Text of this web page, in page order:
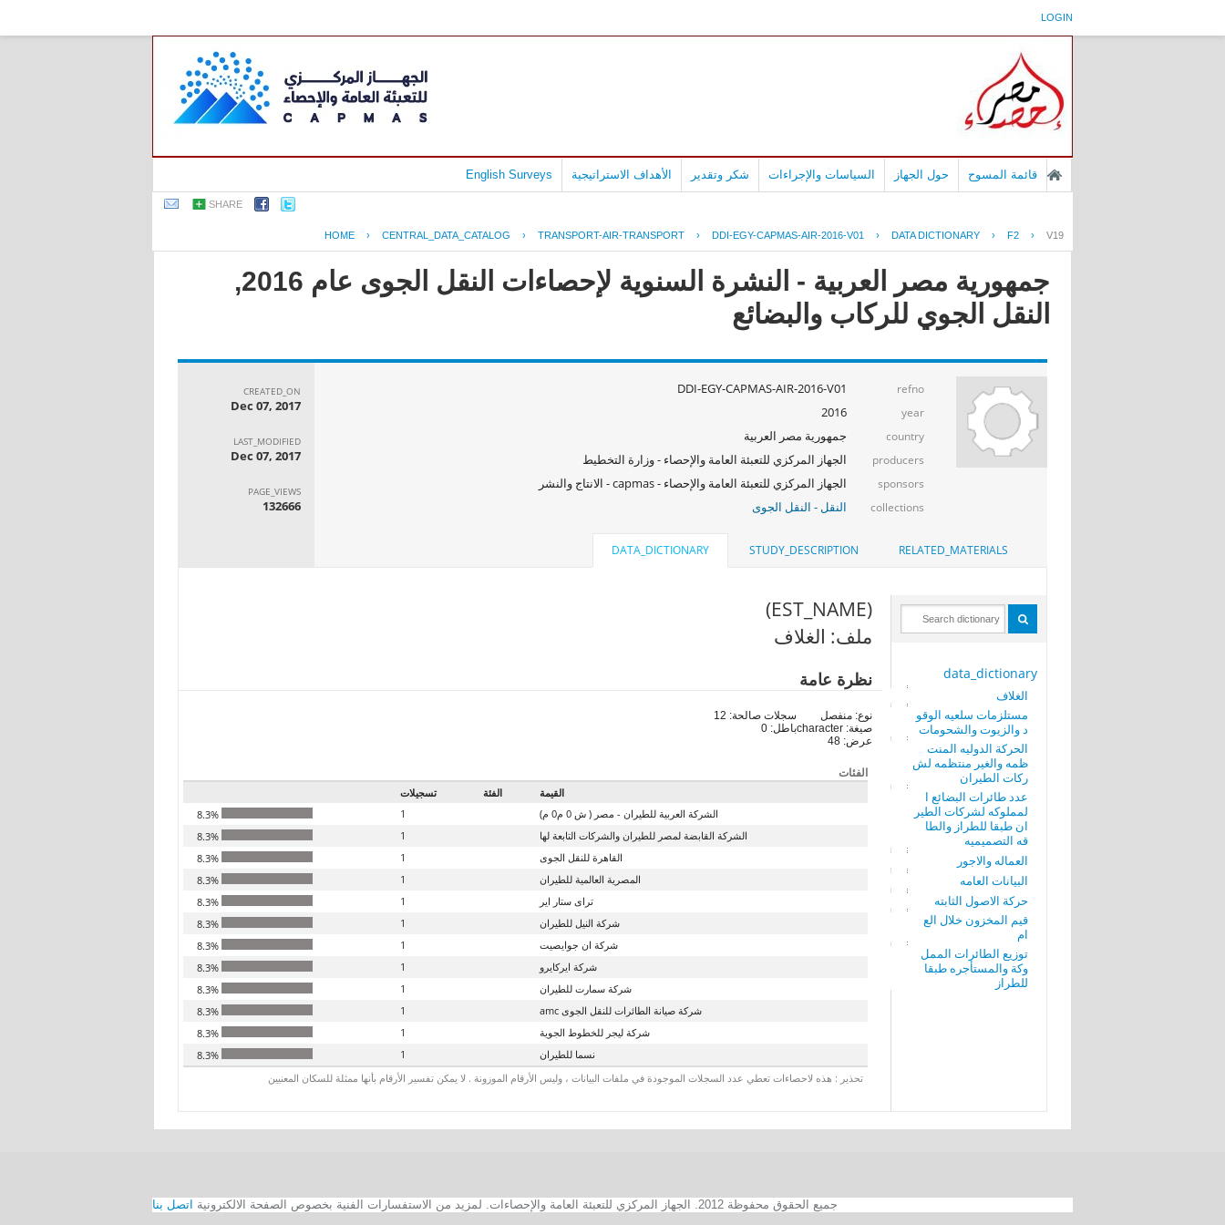
LOGIN
قائمة المسوح حول الجهاز السياسات والإجراءات شكر وتقدير الأهداف الاستراتيجية English Surveys
SHARE
HOME › CENTRAL_DATA_CATALOG › TRANSPORT-AIR-TRANSPORT › DDI-EGY-CAPMAS-AIR-2016-V01 › DATA DICTIONARY › F2 › V19
جمهورية مصر العربية - النشرة السنوية لإحصاءات النقل الجوى عام 2016,
النقل الجوي للركاب والبضائع
refno
DDI-EGY-CAPMAS-AIR-2016-V01
year
2016
country جمهورية مصر العربية
producers الجهاز المركزي للتعبئة العامة والإحصاء - وزارة التخطيط
sponsors الجهاز المركزي للتعبئة العامة والإحصاء - capmas - الانتاج والنشر
collections النقل - النقل الجوى
CREATED_ON
Dec 07, 2017
LAST_MODIFIED
Dec 07, 2017
PAGE_VIEWS
132666
RELATED_MATERIALS
STUDY_DESCRIPTION
DATA_DICTIONARY
data_dictionary
الغلاف
مستلزمات سلعيه الوقو
د والزيوت والشحومات
الحركة الدوليه المنت
ظمه والغير منتظمه لش
ركات الطيران
عدد طائرات البضائع ا
لمملوكه لشركات الطير
ان طبقا للطراز والطا
قه التصميميه
العماله والاجور
البيانات العامه
حركة الاصول الثابته
قيم المخزون خلال الع
ام
توزيع الطائرات الممل
وكة والمستأجره طبقا
للطراز
(EST_NAME)
ملف: الغلاف
نظرة عامة
نوع: منفصل
صيغة: character
عرض: 48
سجلات صالحة: 12
باطل: 0
الفئات
القيمة الفئة
تسجيلات
الشركة العربية للطيران - مصر ( ش 0 م0 م)
1
الشركة القابضة لمصر للطيران والشركات التابعة لها
1
القاهرة للنقل الجوى
1
المصرية العالمية للطيران
1
تراى ستار اير
1
شركة النيل للطيران
1
شركة ان جوايصيت
1
شركة ايركايرو
1
شركة سمارت للطيران
1
شركة صيانة الطائرات للنقل الجوى amc
1
شركة ليجر للخطوط الجوية
1
نسما للطيران
1
تحذير : هذه لاحصاءات تعطي عدد السجلات الموجودة في ملفات البيانات ، وليس الأرقام الموزونة . لا يمكن تفسير الأرقام بأنها ممثلة للسكان المعنيين
جميع الحقوق محفوظة 2012. الجهاز المركزي للتعبئة العامة والإحصاءات. لمزيد من الاستفسارات الفنية بخصوص الصفحة الالكترونية اتصل بنا